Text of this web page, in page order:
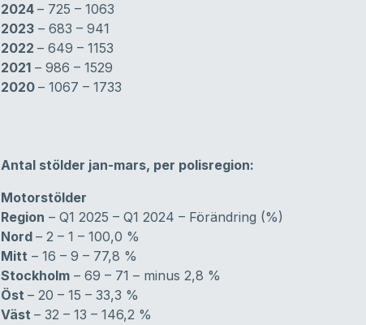
2024 – 725 – 1063
2023 – 683 – 941
2022 – 649 – 1153
2021 – 986 – 1529
2020 – 1067 – 1733
Antal stölder jan-mars, per polisregion:
Motorstölder
Region – Q1 2025 – Q1 2024 – Förändring (%)
Nord – 2 – 1 – 100,0 %
Mitt – 16 – 9 – 77,8 %
Stockholm – 69 – 71 – minus 2,8 %
Öst – 20 – 15 – 33,3 %
Väst – 32 – 13 – 146,2 %